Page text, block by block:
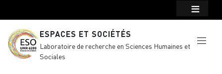
ESPACES ET SOCIÉTÉS
Laboratoire de recherche en Sciences Humaines et
Sociales